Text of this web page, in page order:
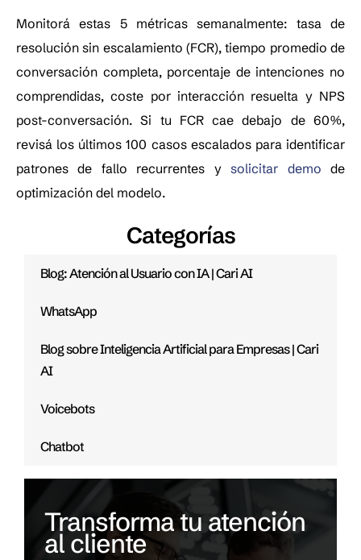
Monitorá estas 5 métricas semanalmente: tasa de
resolución sin escalamiento (FCR), tiempo promedio de
conversación completa, porcentaje de intenciones no
comprendidas, coste por interacción resuelta y NPS
post-conversación. Si tu FCR cae debajo de 60%,
revisá los últimos 100 casos escalados para identificar
patrones de fallo recurrentes ysolicitar demo de
optimización del modelo.
Categorías
Blog: Atención al Usuario con IA | Cari AI
WhatsApp
Blog sobre Inteligencia Artificial para Empresas | Cari
AI
Voicebots
Chatbot
Transforma tu atención
al cliente